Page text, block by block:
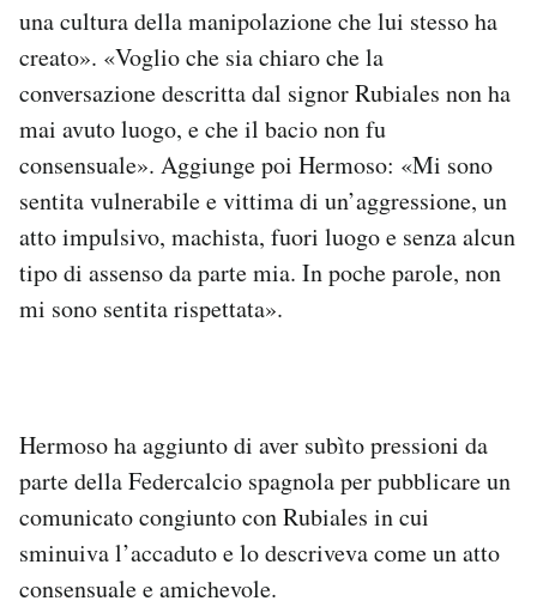
una cultura della manipolazione che lui stesso ha
creato». «Voglio che sia chiaro che la
conversazione descritta dal signor Rubiales non ha
mai avuto luogo, e che il bacio non fu
consensuale». Aggiunge poi Hermoso: «Mi sono
sentita vulnerabile e vittima di un’aggressione, un
atto impulsivo, machista, fuori luogo e senza alcun
tipo di assenso da parte mia. In poche parole, non
mi sono sentita rispettata».
Hermoso ha aggiunto di aver subìto pressioni da
parte della Federcalcio spagnola per pubblicare un
comunicato congiunto con Rubiales in cui
sminuiva l’accaduto e lo descriveva come un atto
consensuale e amichevole.